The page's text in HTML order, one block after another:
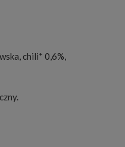
chili* 0,6%,